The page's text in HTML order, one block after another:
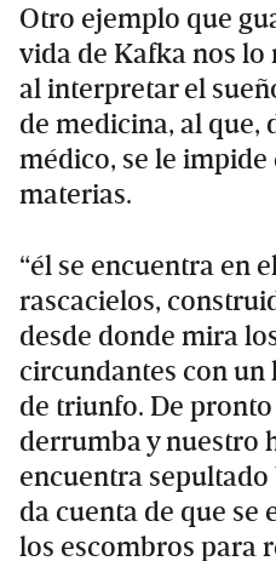
Otro ejemplo que
vida de Kafka nos
al interpretar el
de medicina, al que,
médico, se le impide
materias.
“él se encuentra en
rascacielos,
desde donde mira
circundantes con
de triunfo. De
derrumba y nuestro
encuentra sepultado
da cuenta de que se
los escombros para